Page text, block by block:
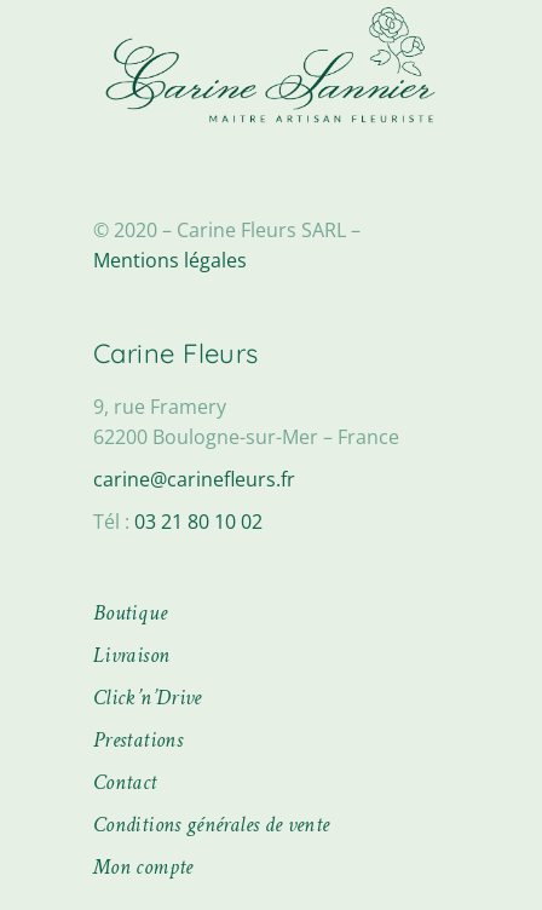
© 2020 – Carine Fleurs SARL –
Mentions légales
Carine Fleurs
9, rue Framery
62200 Boulogne-sur-Mer – France
carine@carinefleurs.fr
Tél :03 21 80 10 02
Boutique
Livraison
Click’n’Drive
Prestations
Contact
Conditions générales de vente
Mon compte